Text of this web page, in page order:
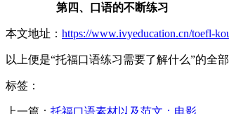
第四、口语的不断练习
本文地址： https://www.ivyeducation.cn/toefl-
以上便是“托福口语练习需要了解什么”的全
标签：
上一篇： 托福口语素材以及范文：电影